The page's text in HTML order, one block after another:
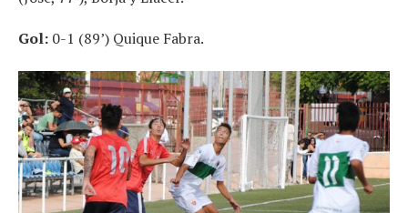
Gol: 0-1 (89’) Quique Fabra.